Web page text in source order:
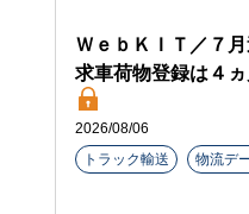
ＷｅｂＫＩＴ／７
求車荷物登録は４
2026/08/06
トラック輸送
物流デ